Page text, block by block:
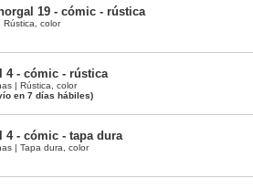
19 - cómic - rústica
color
4 - cómic - rústica
| Rústica, color
en 7 días hábiles)
4 - cómic - tapa dura
| Tapa dura, color